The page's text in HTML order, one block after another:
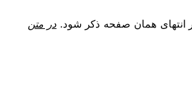
انتهای همان صفحه ذکر شود. در متن